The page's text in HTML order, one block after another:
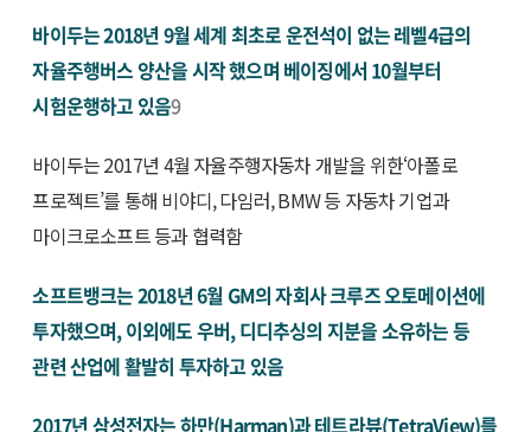
바이두는 2018년 9월 세계 최초로 운전석이 없는 레벨4급의
자율주행버스 양산을 시작 했으며 베이징에서 10월부터
시험운행하고 있음9
바이두는 2017년 4월 자율주행자동차 개발을 위한‘아폴로
프로젝트’를 통해 비야디, 다임러, BMW 등 자동차 기업과
마이크로소프트 등과 협력함
소프트뱅크는 2018년 6월 GM의 자회사 크루즈 오토메이션에
투자했으며, 이외에도 우버, 디디추싱의 지분을 소유하는 등
관련 산업에 활발히 투자하고 있음
2017년 삼성전자는 하만(Harman)과 테트라뷰(TetraView)를